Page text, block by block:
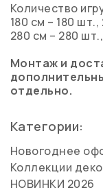
Количество
180 см – 180
280 см – 280
Монтаж и
отдельно.
Категории:
Новогоднее
Коллекции
НОВИНКИ 2026